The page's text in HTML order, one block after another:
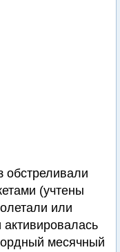
обстреливали
(учтены
или
месячный